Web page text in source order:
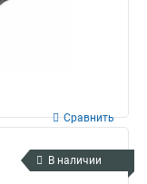
Сравнить
В наличии